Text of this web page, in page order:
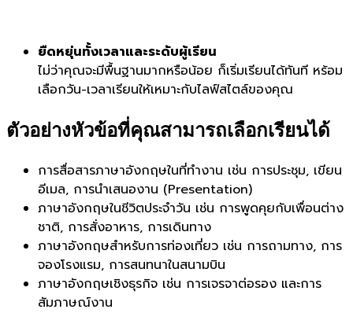
ยืดหยุ่นทั้งเวลาและระดับผู้เรียน
ไม่ว่าคุณจะมีพื้นฐานมากหรือน้อย ก็เริ่มเรียนได้ทันที หร้อม
เลือกวัน-เวลาเรียนให้เหมาะกับไลฟ์สไตล์ของคุณ
ตัวอย่างหัวข้อที่คุณสามารถเลือกเรียนได้
การสื่อสารภาษาอังกฤษในที่ทำงาน เช่น การประชุม, เขียน
อีเมล, การนำเสนองาน (Presentation)
ภาษาอังกฤษในชีวิตประจำวัน เช่น การพูดคุยกับเพื่อนต่าง
ชาติ, การสั่งอาหาร, การเดินทาง
ภาษาอังกฤษสำหรับการท่องเที่ยว เช่น การถามทาง, การ
จองโรงแรม, การสนทนาในสนามบิน
ภาษาอังกฤษเชิงธุรกิจ เช่น การเจรจาต่อรอง และการ
สัมภาษณ์งาน